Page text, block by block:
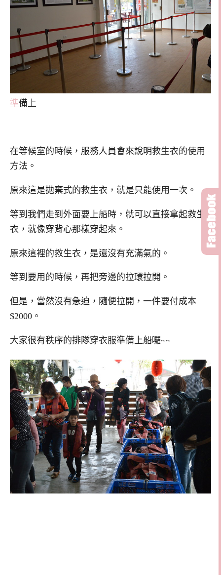
準備上
在等候室的時候，服務人員會來說明救生衣的使用
方法。
原來這是拋棄式的救生衣，就是只能使用一次。
等到我們走到外面要上船時，就可以直接拿起救生
衣，就像穿背心那樣穿起來。
原來這裡的救生衣，是還沒有充滿氣的。
等到要用的時候，再把旁邊的拉環拉開。
但是，當然沒有急迫，隨便拉開，一件要付成本
$2000。
大家很有秩序的排隊穿衣服準備上船囉~~